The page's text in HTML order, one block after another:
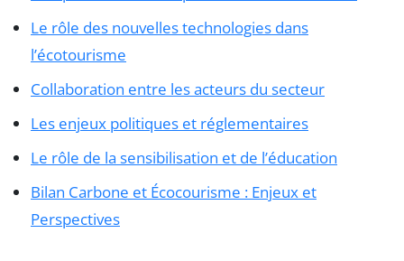
Le rôle des nouvelles technologies dans
l’écotourisme
Collaboration entre les acteurs du secteur
Les enjeux politiques et réglementaires
Le rôle de la sensibilisation et de l’éducation
Bilan Carbone et Écocourisme : Enjeux et
Perspectives